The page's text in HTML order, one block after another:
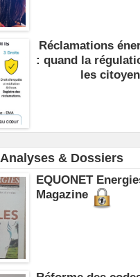
Réclamations
: quand la
les
Analyses & Dossiers
EQUONET
Magazine